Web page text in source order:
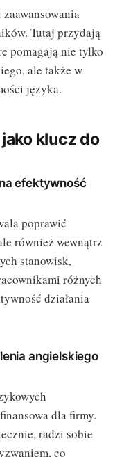
Tutaj przydają
pomagają nie tylko
ale także w
języka.
klucz do
efektywność
poprawić
również wewnątrz
stanowisk,
różnych
działania
angielskiego
dla firmy.
radzi sobie
co